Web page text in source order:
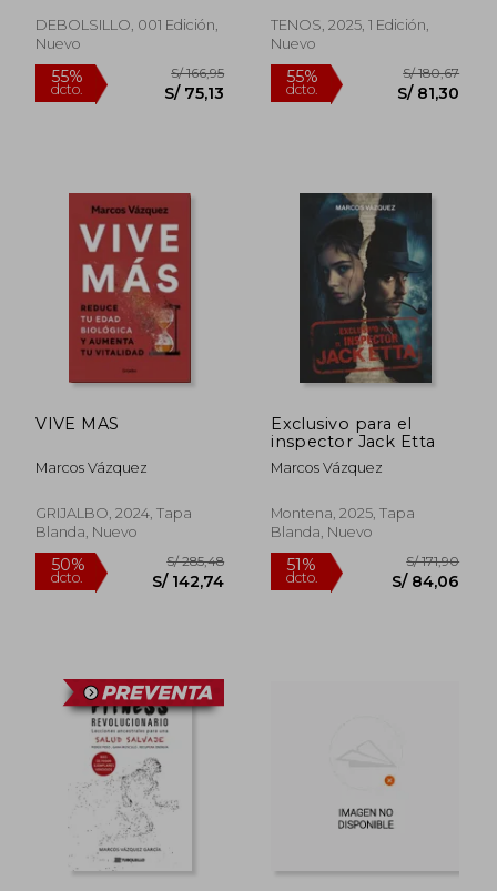
DEBOLSILLO, 001 Edición,
Nuevo
55%
dcto.
S/ 166,95
TENOS, 2025, 1 Edición,
Nuevo
55%
dcto.
S/
VIVE MAS
Marcos Vázquez
GRIJALBO, 2024, Tapa
Blanda, Nuevo
Exclusivo para el
inspector Jack Etta
Marcos Vázquez
Montena, 2025, Tapa
Blanda, Nuevo